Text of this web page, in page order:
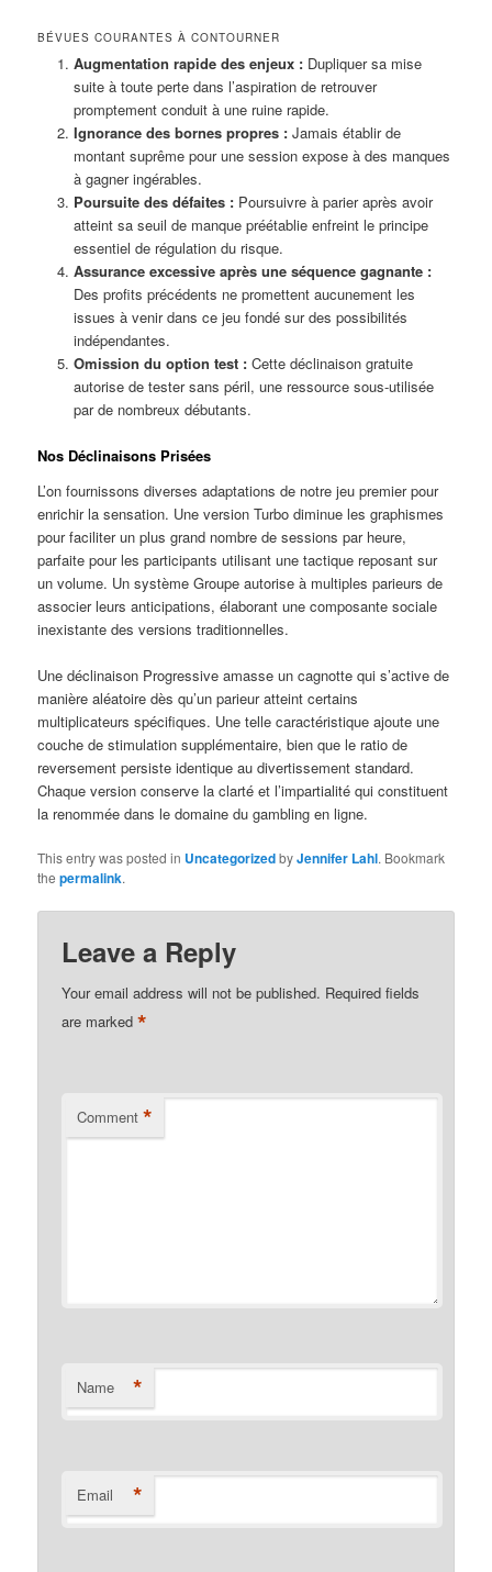
BÉVUES COURANTES À CONTOURNER
Augmentation rapide des enjeux :Dupliquer sa mise
suite à toute perte dans l’aspiration de retrouver
promptement conduit à une ruine rapide.
Ignorance des bornes propres :Jamais établir de
montant suprême pour une session expose à des manques
à gagner ingérables.
Poursuite des défaites :Poursuivre à parier après avoir
atteint sa seuil de manque préétablie enfreint le principe
essentiel de régulation du risque.
Assurance excessive après une séquence gagnante :
Des profits précédents ne promettent aucunement les
issues à venir dans ce jeu fondé sur des possibilités
indépendantes.
Omission du option test :Cette déclinaison gratuite
autorise de tester sans péril, une ressource sous-utilisée
par de nombreux débutants.
Nos Déclinaisons Prisées
L’on fournissons diverses adaptations de notre jeu premier pour
enrichir la sensation. Une version Turbo diminue les graphismes
pour faciliter un plus grand nombre de sessions par heure,
parfaite pour les participants utilisant une tactique reposant sur
un volume. Un système Groupe autorise à multiples parieurs de
associer leurs anticipations, élaborant une composante sociale
inexistante des versions traditionnelles.
Une déclinaison Progressive amasse un cagnotte qui s’active de
manière aléatoire dès qu’un parieur atteint certains
multiplicateurs spécifiques. Une telle caractéristique ajoute une
couche de stimulation supplémentaire, bien que le ratio de
reversement persiste identique au divertissement standard.
Chaque version conserve la clarté et l’impartialité qui constituent
la renommée dans le domaine du gambling en ligne.
This entry was posted in UncategorizedbyJennifer Lahl. Bookmark
thepermalink.
Leave a Reply
Your email address will not be published. Required fields
are marked*
Comment *
Name *
Email *